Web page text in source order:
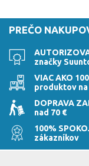
PREČO
značky
VIAC AKO
produktov na
DOPRAVA
nad 70 €
100%
zákazníkov